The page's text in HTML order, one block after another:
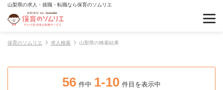
山梨県の求人・就職・転職なら保育のソムリエ
保育のソムリエ 求人検索 山梨県の検索結果
56 件中 1-10 件目を表示中